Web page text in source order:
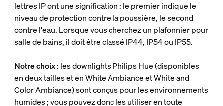
lettres IP ont une signification : le premier indique le
niveau de protection contre la poussière, le second
contre l'eau. Lorsque vous cherchez un plafonnier pour
salle de bains, il doit être classé IP44, IP54 ou IP55.
Notre choix: les downlights Philips Hue (disponibles
en deux tailles et en White Ambiance et White and
Color Ambiance) sont conçus pour les environnements
humides ; vous pouvez donc les utiliser en toute